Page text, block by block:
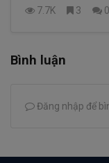
7.7K 3 0
Bình luận
Đăng nhập để